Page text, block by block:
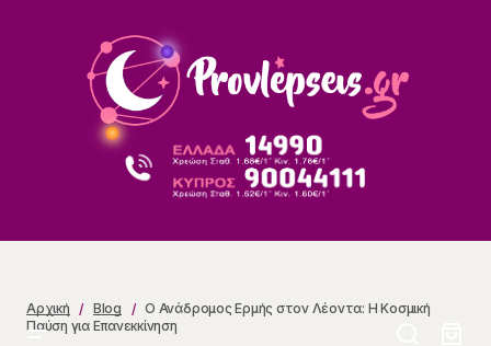
Αρχική Blog
Ο Ανάδρομος Ερμής στον Λέοντα: Η Κοσμική
Παύση για Επανεκκίνηση